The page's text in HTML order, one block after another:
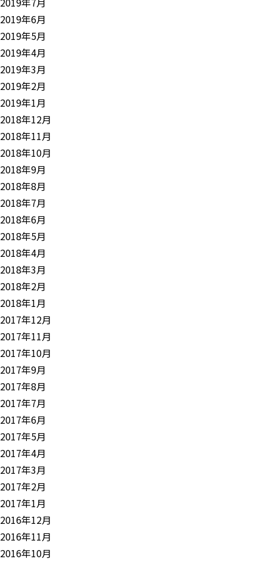
2019年6月
2019年5月
2019年4月
2019年3月
2019年2月
2019年1月
2018年12月
2018年11月
2018年10月
2018年9月
2018年8月
2018年7月
2018年6月
2018年5月
2018年4月
2018年3月
2018年2月
2018年1月
2017年12月
2017年11月
2017年10月
2017年9月
2017年8月
2017年7月
2017年6月
2017年5月
2017年4月
2017年3月
2017年2月
2017年1月
2016年12月
2016年11月
2016年10月